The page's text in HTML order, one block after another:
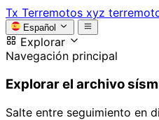
Tx Terremotos xyz
Español
Explorar
Navegación principal
Explorar el archivo
Salte entre seguimiento en